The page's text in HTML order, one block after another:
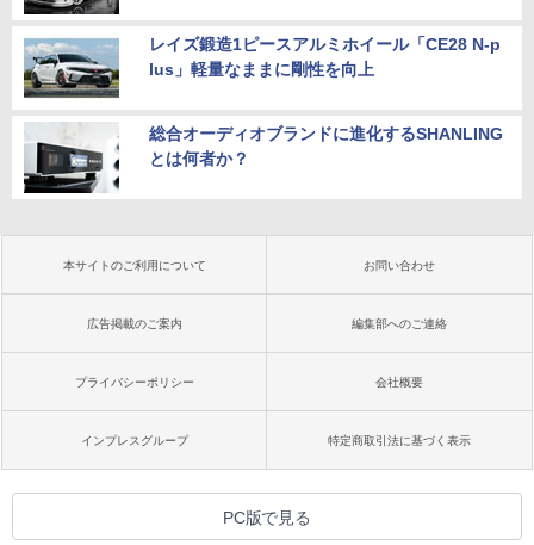
レイズ鍛造1ピースアルミホイール「CE28 N-p
lus」軽量なままに剛性を向上
総合オーディオブランドに進化するSHANLING
とは何者か？
本サイトのご利用について お問い合わせ
広告掲載のご案内 編集部へのご連絡
プライバシーポリシー 会社概要
インプレスグループ 特定商取引法に基づく表示
PC版で見る